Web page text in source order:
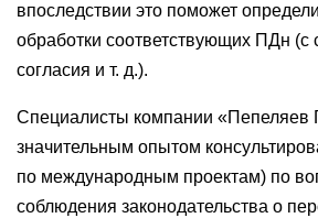
впоследствии это поможет
обработки соответствующих ПДн (с
согласия и т. д.).
Специалисты компании «Пепеляев
значительным опытом
по международным проектам) по
соблюдения законодательства о